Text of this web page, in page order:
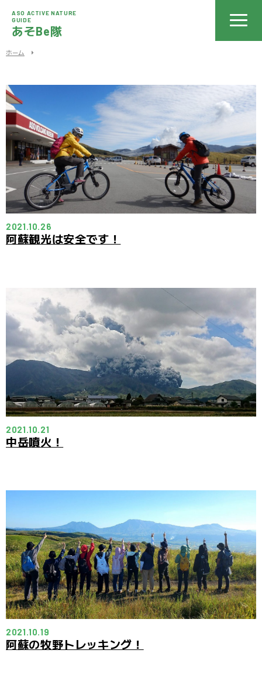
ASO ACTIVE NATURE
GUIDE
あそBe隊
ホーム
2021.10.26
阿蘇観光は安全です！
2021.10.21
中岳噴火！
2021.10.19
阿蘇の牧野トレッキング！